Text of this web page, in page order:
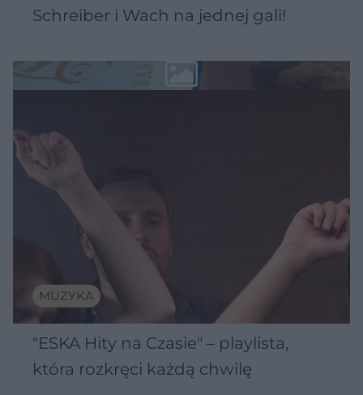
Schreiber i Wach na jednej gali!
MUZYKA
"ESKA Hity na Czasie" – playlista,
która rozkręci każdą chwilę